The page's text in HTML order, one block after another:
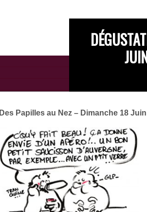
Des Papilles au Nez – Dimanche 18